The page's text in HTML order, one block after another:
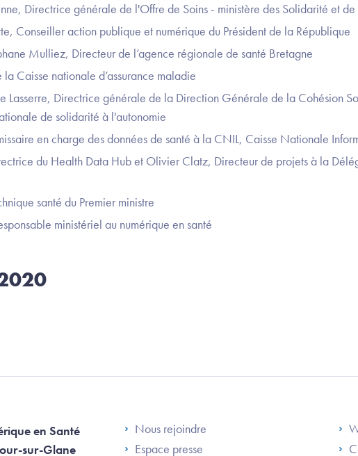
Directrice générale de l'Offre de Soins - ministère des Solidarité et de
Conseiller action publique et numérique du Président de la République
Mulliez, Directeur de l’agence régionale de santé Bretagne
Caisse nationale d’assurance maladie
Lasserre, Directrice générale de la Direction Générale de la Cohésion
de solidarité à l'autonomie
en charge des données de santé à la CNIL, Caisse Nationale
du Health Data Hub et Olivier Clatz, Directeur de projets à la
santé du Premier ministre
ministériel au numérique en santé
en Santé
sur-Glane
Footer Left ANS
Nous rejoindre
Espace presse